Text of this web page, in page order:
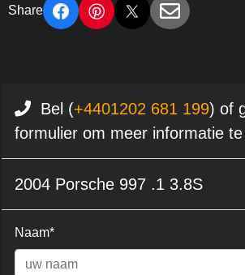
Share
Bel (+4401202 681 199) of
formulier om meer informatie
2004 Porsche 997 .1 3.8S
Naam*